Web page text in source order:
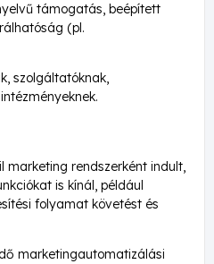
támogatás, beépített
(pl.
szolgáltatóknak,
marketing rendszerként indult,
is kínál, például
folyamat követést és
marketingautomatizálási